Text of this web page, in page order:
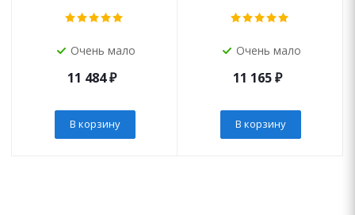
Очень мало
11 484₽
В корзину
Очень мало
11 165₽
В корзину